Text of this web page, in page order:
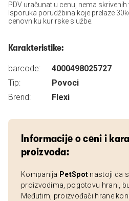
PDV uračunat u cenu, nema skrivenih
Isporuka porudžbina koje prelaze
cenovniku kurirske službe.
Karakteristike:
barcode:
4000498025727
Tip:
Povoci
Brend:
Flexi
Informacije o ceni i
proizvoda:
Kompanija PetSpot nastoji da
proizvodima, pogotovu hrani,
Međutim, proizvođači hrane